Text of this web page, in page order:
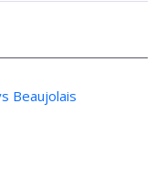
Beaujolais